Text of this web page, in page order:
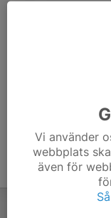
Vi använder
webbplats
även för